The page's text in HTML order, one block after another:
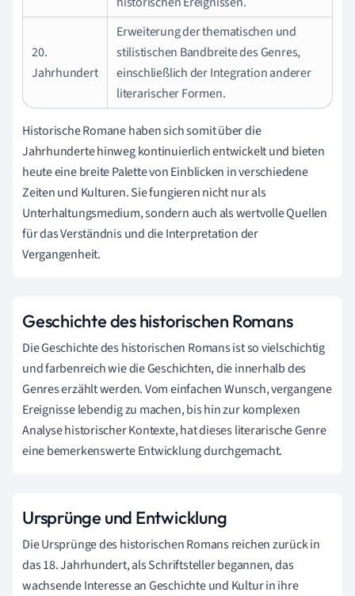
20.
Jahrhundert
Erweiterung der thematischen und
stilistischen Bandbreite des Genres,
einschließlich der Integration anderer
literarischer Formen.
Historische Romane haben sich somit über die
Jahrhunderte hinweg kontinuierlich entwickelt und bieten
heute eine breite Palette von Einblicken in verschiedene
Zeiten und Kulturen. Sie fungieren nicht nur als
Unterhaltungsmedium, sondern auch als wertvolle Quellen
für das Verständnis und die Interpretation der
Vergangenheit.
Geschichte des historischen Romans
Die Geschichte des historischen Romans ist so vielschichtig
und farbenreich wie die Geschichten, die innerhalb des
Genres erzählt werden. Vom einfachen Wunsch, vergangene
Ereignisse lebendig zu machen, bis hin zur komplexen
Analyse historischer Kontexte, hat dieses literarische Genre
eine bemerkenswerte Entwicklung durchgemacht.
Ursprünge und Entwicklung
Die Ursprünge des historischen Romans reichen zurück in
das 18. Jahrhundert, als Schriftsteller begannen, das
wachsende Interesse an Geschichte und Kultur in ihre